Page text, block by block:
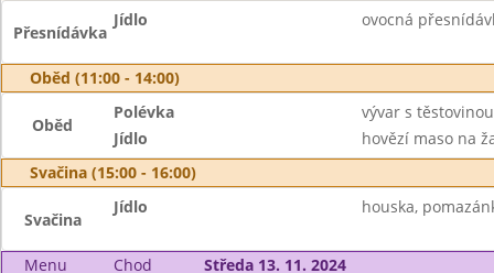
Přesnídávka
Jídlo ovocná
Oběd (11:00 - 14:00)
Oběd
Polévka
vývar s těstovinou
Jídlo
hovězí maso na
Svačina (15:00 - 16:00)
Svačina
Jídlo houska,
Menu Chod
Středa 13. 11. 2024